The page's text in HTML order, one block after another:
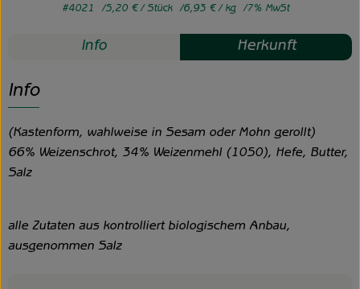
#4021 5,20 €/ Stück 6,93 €/ kg 7% MwSt
Info Herkunft
Info
(Kastenform, wahlweise in Sesam oder Mohn gerollt)
66% Weizenschrot, 34% Weizenmehl (1050), Hefe, Butter,
Salz
alle Zutaten aus kontrolliert biologischem Anbau,
ausgenommen Salz